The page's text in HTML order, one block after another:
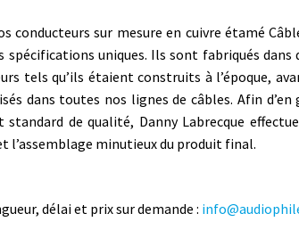
conducteurs sur mesure en cuivre étamé
spécifications uniques. Ils sont fabriqués
tels qu’ils étaient construits à l’époque,
dans toutes nos lignes de câbles. Afin
standard de qualité, Danny Labrecque
l’assemblage minutieux du produit final.
délai et prix sur demande :